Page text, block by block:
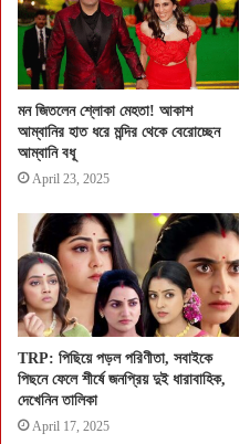
মন জিতলেন শ্লোকা মেহতা! আকাশ
আম্বানির হাত ধরে মন্দির থেকে বেরোচ্ছেন
আম্বানি বধূ
April 23, 2025
TRP: পিছিয়ে পড়ল পরিণীতা, সবাইকে
পিছনে ফেলে শীর্ষে জনপ্রিয় দুই ধারাবাহিক,
দেখেনিন তালিকা
April 17, 2025